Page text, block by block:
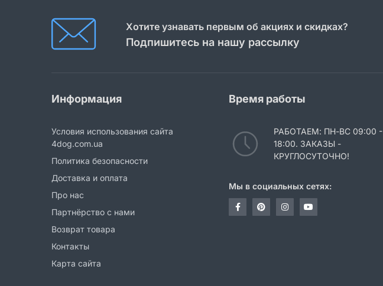
Хотите узнавать первым об акциях и скидках?
Подпишитесь на нашу рассылку
Информация
Условия использования сайта
4dog.com.ua
Политика безопасности
Доставка и оплата
Про нас
Партнёрство с нами
Возврат товара
Контакты
Карта сайта
Время работы
РАБОТАЕМ: ПН-ВС 09:00 -
18:00. ЗАКАЗЫ -
КРУГЛОСУТОЧНО!
Мы в социальных сетях: